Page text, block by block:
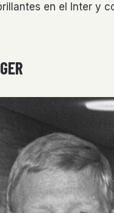
en el Inter y